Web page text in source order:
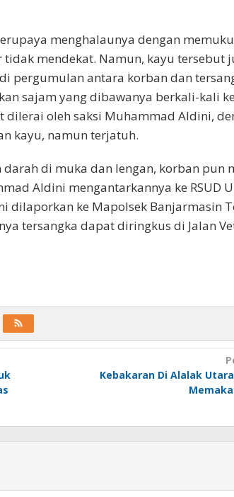
menghalaunya dengan
mendekat. Namun, kayu tersebut
pergumulan antara korban dan
sajam yang dibawanya berkali-kali
dilerai oleh saksi Muhammad Aldini,
kayu, namun terjatuh.
di muka dan lengan, korban pun
Aldini mengantarkannya ke RSUD
dilaporkan ke Mapolsek Banjarmasin
tersangka dapat diringkus di Jalan
Kebakaran Di Alalak